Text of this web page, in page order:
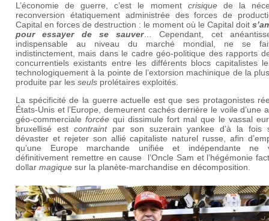
L’économie de guerre, c’est le moment crisiquede la
reconversion étatiquement administrée des forces de
Capital en forces de destruction : le moment où le Capital doit
pour essayer de se sauver… Cependant, cet
indispensable au niveau du marché mondial, ne se
indistinctement, mais dans le cadre géo-politique des rapports
concurrentiels existants entre les différents blocs capitalistes
technologiquement à la pointe de l’extorsion machinique de la
produite par les seuls prolétaires exploités.
La spécificité de la guerre actuelle est que ses protagonistes
États-Unis et l’Europe, demeurent cachés derrière le voile d’une
géo-commerciale forcée qui dissimule fort mal que le vassal
bruxellisé est contraint par son suzerain yankee d’à la fois
dévaster et rejeter son allié capitaliste naturel russe, afin
qu’une Europe marchande unifiée et indépendante ne
définitivement remettre en cause l’Oncle Sam et l’hégémonie
dollar magique sur la planète-marchandise en décomposition.